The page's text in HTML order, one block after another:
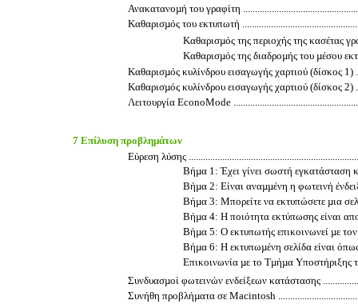
Ανακατανοµή του γραφίτη
Καθαρισµός του εκτυπωτή
Καθαρισµός της περιοχής της κασέτας
Καθαρισµός της διαδροµής του µέσου
Καθαρισµός κυλίνδρου εισαγωγής χαρτιού (δίσκος 1)
Καθαρισµός κυλίνδρου εισαγωγής χαρτιού (δίσκος 2)
Λειτουργία EconoMode
7 Επίλυση προβληµάτων
Εύρεση λύσης
Βήµα 1: Έχει γίνει σωστή εγκατάσταση
Βήµα 2: Είναι αναµµένη η φωτεινή
Βήµα 3: Μπορείτε να εκτυπώσετε µια
Βήµα 4: Η ποιότητα εκτύπωσης είναι
Βήµα 5: Ο εκτυπωτής επικοινωνεί µε
Βήµα 6: Η εκτυπωµένη σελίδα είναι
Επικοινωνία µε το Τµήµα Υποστήριξης
Συνδυασµοί φωτεινών ενδείξεων κατάστασης
Συνήθη προβλήµατα σε Macintosh